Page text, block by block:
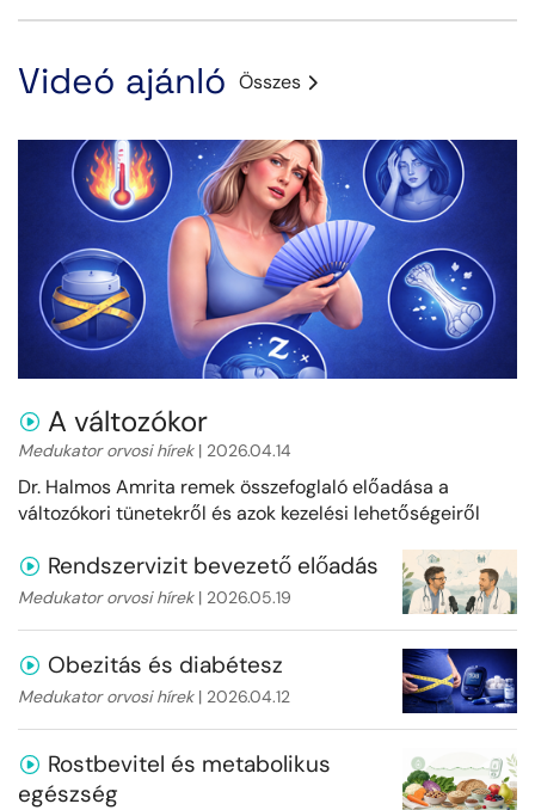
Videó ajánló Összes
A változókor
Medukator orvosi hírek| 2026.04.14
Dr. Halmos Amrita remek összefoglaló előadása a
változókori tünetekről és azok kezelési lehetőségeiről
Rendszervizit bevezető előadás
Medukator orvosi hírek| 2026.05.19
Obezitás és diabétesz
Medukator orvosi hírek| 2026.04.12
Rostbevitel és metabolikus
egészség